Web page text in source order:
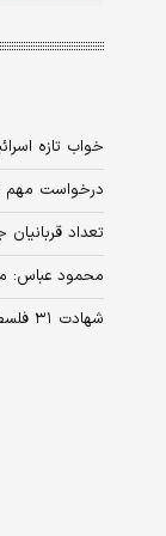
خواب تازه
درخواست مهم
تعداد
محمود عباس:
شهادت ۳۱ فلسطینی در حملات ۲۴ ساعت اخیر اسرائیل